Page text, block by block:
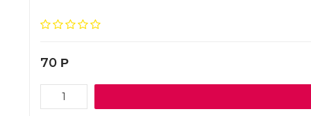
70 Р